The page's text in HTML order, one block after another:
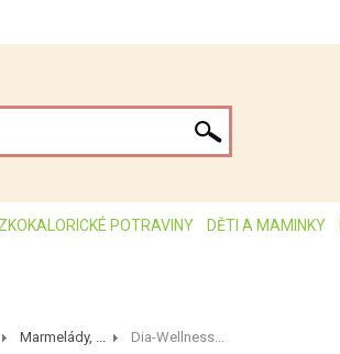
POTRAVINY DĚTI A MAMINKY
Marmelády, ... Dia-Wellness...